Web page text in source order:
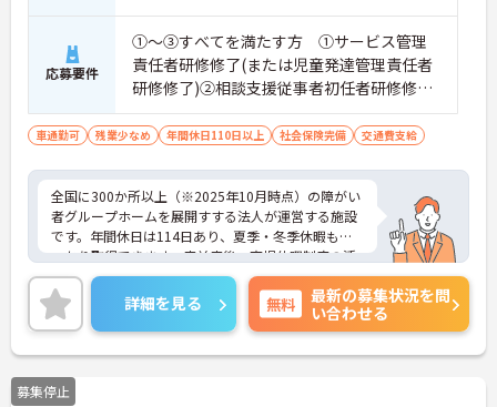
応募要件
①～③すべてを満たす方 ①サービス管理
責任者研修修了(または児童発達管理責任者
研修修了)②相談支援従事者初任者研修修了
(または相談支援従事者実務者研修修了)③普
通自動車運転免許(AT限定可)
車通勤可 残業少なめ 年間休日110日以上 社会保険完備 交通費支給
全国に300か所以上（※2025年10月時点）の障がい
者グループホームを展開すする法人が運営する施設
です。年間休日は114日あり、夏季・冬季休暇もし
っかり取得できます。産前産後・育児休暇制度の活
用実績も豊富で、子育て中の方も多数活躍してお
り、ライフステージに変化があっても安心して長く
働ける環境です。職場では20代から60代まで幅広い
年代のスタッフがそれぞれの経験を活かして活躍し
ています。一般社員研修や外部勉強会受講支援な
ど、スキルアップを支える制度が整っているため安
心です。また、請求・申請業務は本社専門部署が一
詳細を見る 無料
最新の募集状況を問
い合わせる
募集停止